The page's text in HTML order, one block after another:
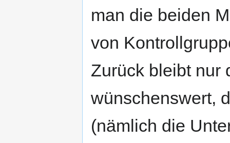
man die beiden
von
Zurück bleibt nur
wünschenswert,
(nämlich die